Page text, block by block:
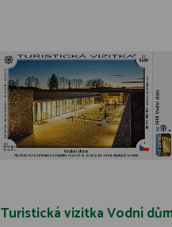
Turistická vizitka Vodní